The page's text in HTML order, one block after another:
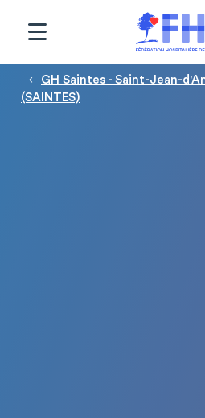
Fil d'Ariane
GH Saintes - Saint-Jean-
(SAINTES)
Panneau de gestion des